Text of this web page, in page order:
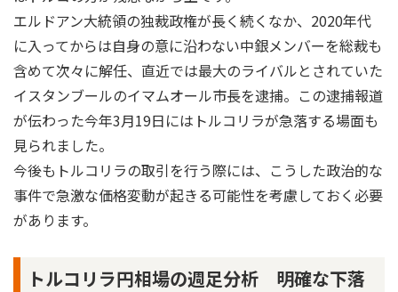
エルドアン大統領の独裁政権が長く続くなか、2020年代
に入ってからは自身の意に沿わない中銀メンバーを総裁も
含めて次々に解任、直近では最大のライバルとされていた
イスタンブールのイマムオール市長を逮捕。この逮捕報道
が伝わった今年3月19日にはトルコリラが急落する場面も
見られました。
今後もトルコリラの取引を行う際には、こうした政治的な
事件で急激な価格変動が起きる可能性を考慮しておく必要
があります。
トルコリラ円相場の週足分析 明確な下落